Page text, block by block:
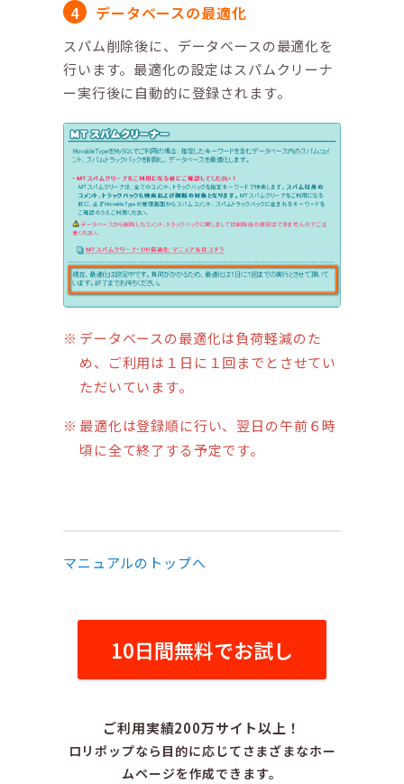
データベースの最適化
スパム削除後に、データベースの最適化を
行います。最適化の設定はスパムクリーナ
ー実行後に自動的に登録されます。
データベースの最適化は負荷軽減のた
め、ご利用は１日に１回までとさせてい
ただいています。
最適化は登録順に行い、翌日の午前６時
頃に全て終了する予定です。
マニュアルのトップへ
10日間無料でお試し
ご利用実績200万サイト以上！
ロリポップなら目的に応じてさまざまなホー
ムページを作成できます。